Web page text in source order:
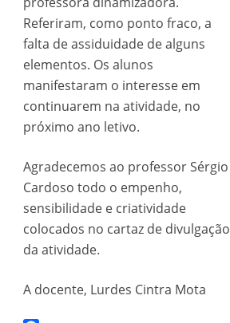
Referiram, como ponto fraco, a
falta de assiduidade de alguns
elementos. Os alunos
manifestaram o interesse em
continuarem na atividade, no
próximo ano letivo.
Agradecemos ao professor Sérgio
Cardoso todo o empenho,
sensibilidade e criatividade
colocados no cartaz de divulgação
da atividade.
A docente, Lurdes Cintra Mota